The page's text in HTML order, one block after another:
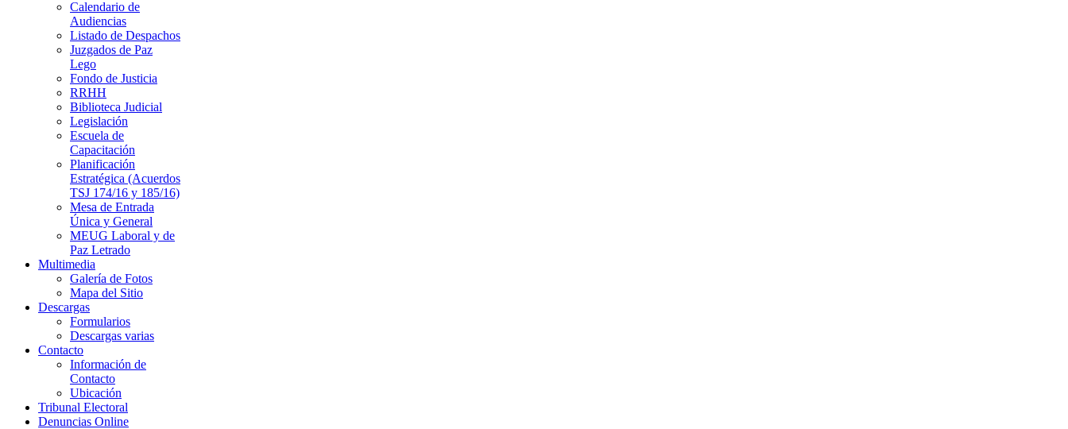
Calendario de
Audiencias
Listado de Despachos
Juzgados de Paz
Lego
Fondo de Justicia
RRHH
Biblioteca Judicial
Legislación
Escuela de
Capacitación
Planificación
Estratégica (Acuerdos
TSJ 174/16 y 185/16)
Mesa de Entrada
Única y General
MEUG Laboral y de
Paz Letrado
Multimedia
Galería de Fotos
Mapa del Sitio
Descargas
Formularios
Descargas varias
Contacto
Información de
Contacto
Ubicación
Tribunal Electoral
Denuncias Online